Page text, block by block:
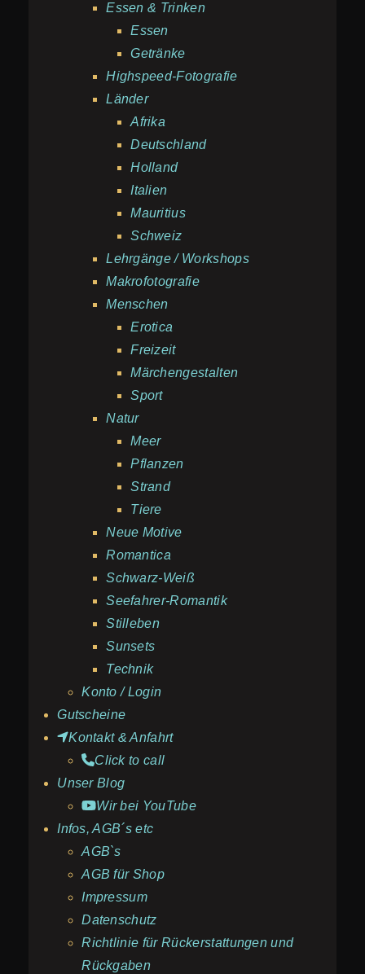
Essen & Trinken
Essen
Getränke
Highspeed-Fotografie
Länder
Afrika
Deutschland
Holland
Italien
Mauritius
Schweiz
Lehrgänge / Workshops
Makrofotografie
Menschen
Erotica
Freizeit
Märchengestalten
Sport
Natur
Meer
Pflanzen
Strand
Tiere
Neue Motive
Romantica
Schwarz-Weiß
Seefahrer-Romantik
Stilleben
Sunsets
Technik
Konto / Login
Gutscheine
Kontakt & Anfahrt
Click to call
Unser Blog
Wir bei YouTube
Infos, AGB´s etc
AGB`s
AGB für Shop
Impressum
Datenschutz
Richtlinie für Rückerstattungen und
Rückgaben